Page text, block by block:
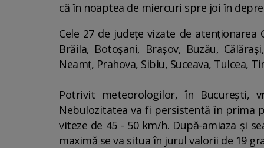
că în noaptea de miercuri spre joi în
Cele 27 de judeţe vizate de
Brăila, Botoşani, Braşov, Buzău,
Neamţ, Prahova, Sibiu, Suceava, Tulcea,
Potrivit meteorologilor, în Bucureşti,
Nebulozitatea va fi persistentă în prima
viteze de 45 - 50 km/h. După-amiaza şi
maximă se va situa în jurul valorii de 19